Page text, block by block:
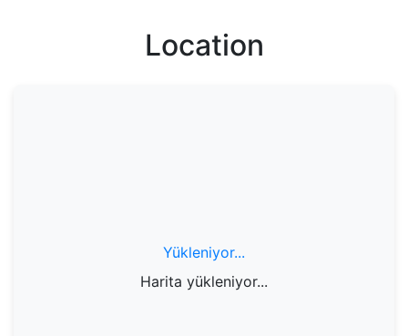
Location
Yükleniyor...
Harita yükleniyor...